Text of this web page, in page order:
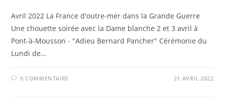
Avril 2022 La France d'outre-mer dans la Grande Guerre
Une chouette soirée avec la Dame blanche 2 et 3 avril à
Pont-à-Mousson - "Adieu Bernard Pancher" Cérémonie du
Lundi de…
0 COMMENTAIRE 21 AVRIL 2022